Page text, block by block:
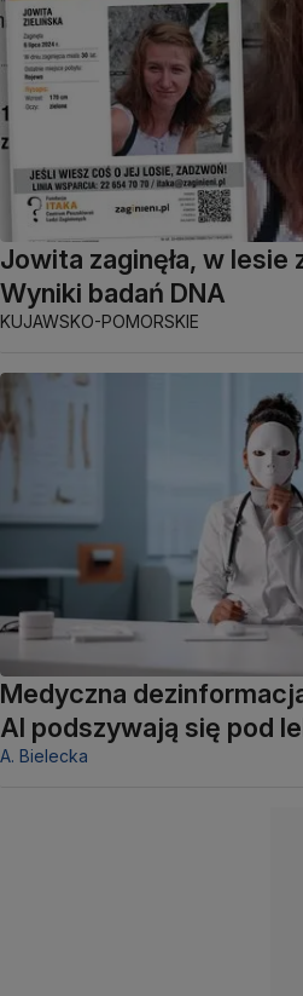
Jowita zaginęła, w lesie
Wyniki badań DNA
KUJAWSKO-POMORSKIE
Medyczna
AI podszywają się pod
A. Bielecka